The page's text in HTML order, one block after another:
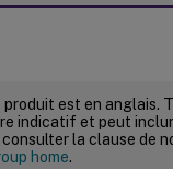
est en anglais.
indicatif et peut
la clause de
home.